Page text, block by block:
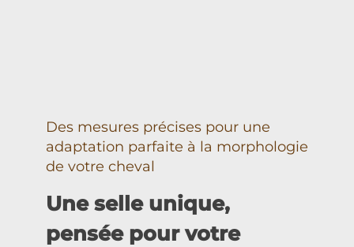
Des mesures précises pour une
adaptation parfaite à la morphologie
de votre cheval
Une selle unique,
pensée pour votre